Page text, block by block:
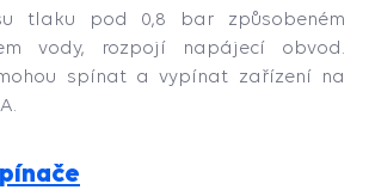
tlaku pod 0,8 bar způsobeném
vody, rozpojí napájecí obvod.
spínat a vypínat zařízení na